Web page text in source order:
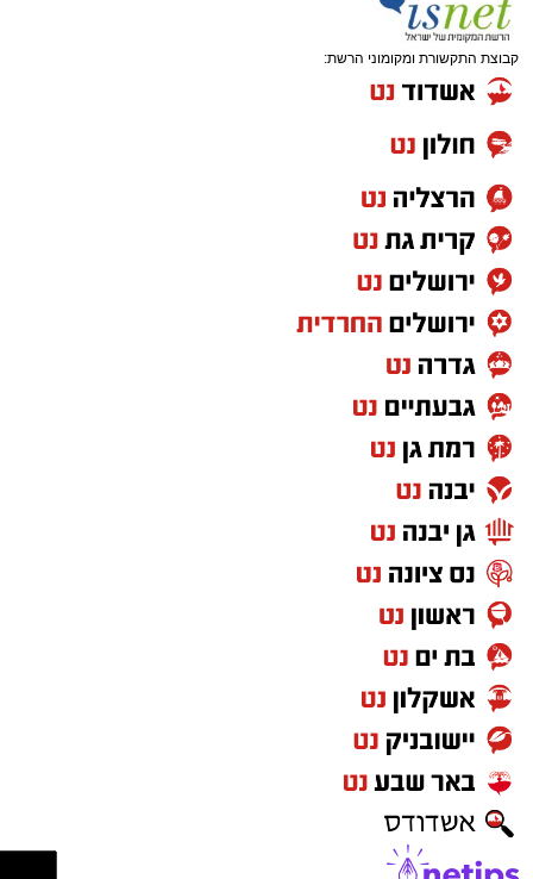
קבוצת התקשורת ומקומוני הרשת: